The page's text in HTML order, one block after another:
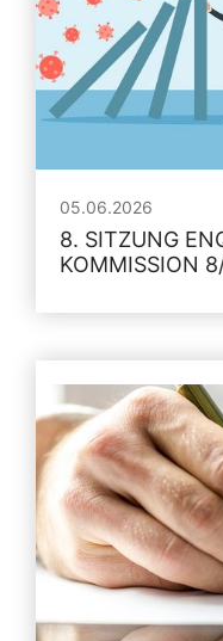
05.06.2026
8. SITZUNG
KOMMISSION